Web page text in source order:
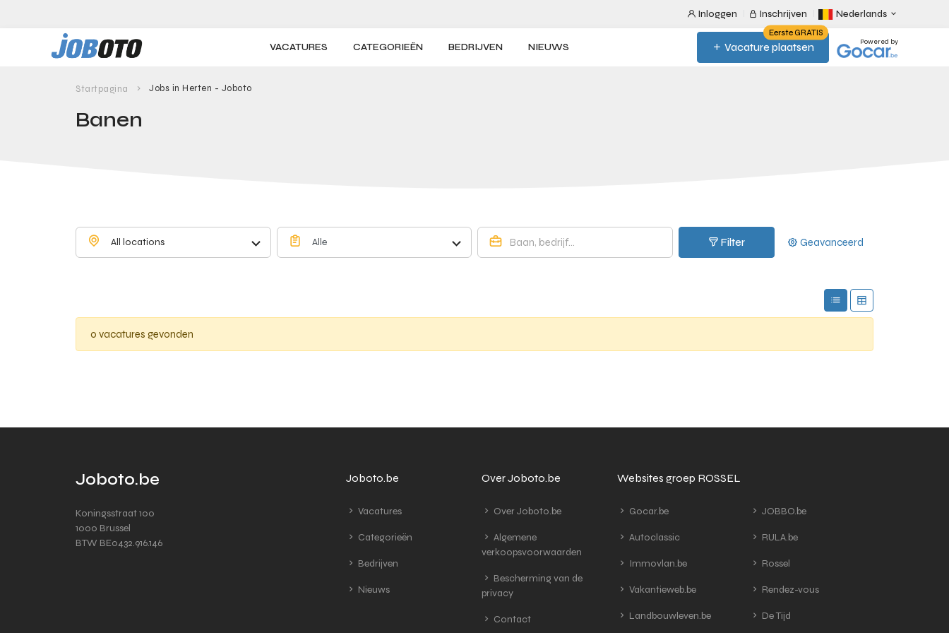
Inloggen Inschrijven Nederlands
VACATURES CATEGORIEËN BEDRIJVEN NIEUWS Vacature plaatsen
Eerste GRATIS
Powered by
Startpagina Jobs in Herten - Joboto
Banen
All locations Alle Filter Geavanceerd
0 vacatures gevonden
Joboto.be
Koningsstraat 100
1000 Brussel
BTW BE0432.916.146
Joboto.be
Vacatures
Categorieën
Bedrijven
Nieuws
Over Joboto.be
Over Joboto.be
Algemene
verkoopsvoorwaarden
Bescherming van de
privacy
Contact
Websites groep ROSSEL
Gocar.be
Autoclassic
Immovlan.be
Vakantieweb.be
Landbouwleven.be
JOBBO.be
RULA.be
Rossel
Rendez-vous
De Tijd